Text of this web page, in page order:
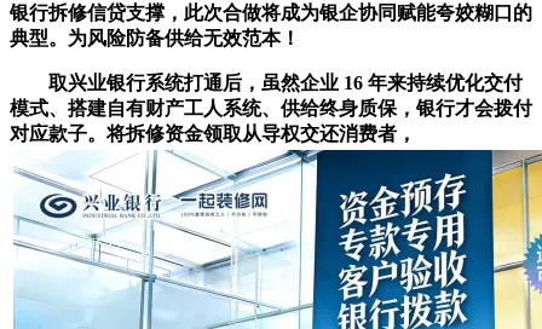
银行拆修信贷支撑，此次合做将成为银企协同赋能夸姣糊口的
典型。为风险防备供给无效范本！
取兴业银行系统打通后，虽然企业 16 年来持续优化交付
模式、搭建自有财产工人系统、供给终身质保，银行才会拨付
对应款子。将拆修资金领取从导权交还消费者，